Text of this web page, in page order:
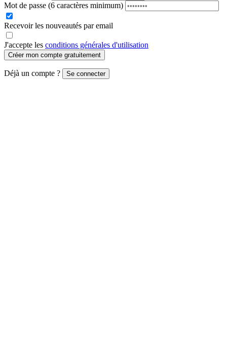
Mot de passe (6 caractères minimum)
Recevoir les nouveautés par email
J'accepte les conditions générales d'utilisation
Créer mon compte gratuitement
Déjà un compte ? Se connecter